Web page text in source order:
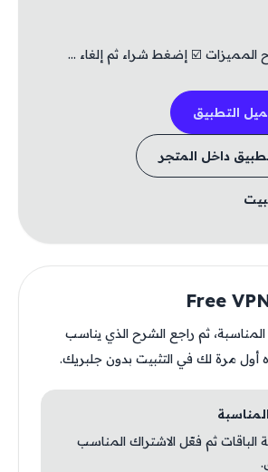
التطبيق
داخل المتجر
المناسبة، ثم راجع الشرح الذي يناسب
أول مرة لك في التثبيت بدون جلبريك.
الباقات ثم فعّل الاشتراك المناسب